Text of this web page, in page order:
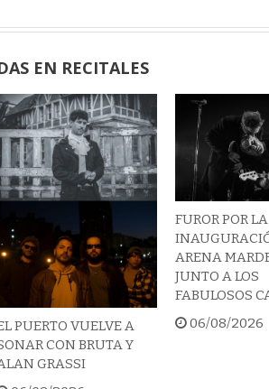
EN RECITALES
PUERTO VUELVE A
CON BRUTA Y
GRASSI
FUROR POR LA
ARENA
JUNTO A LOS
FABULOSOS
06/08/2026